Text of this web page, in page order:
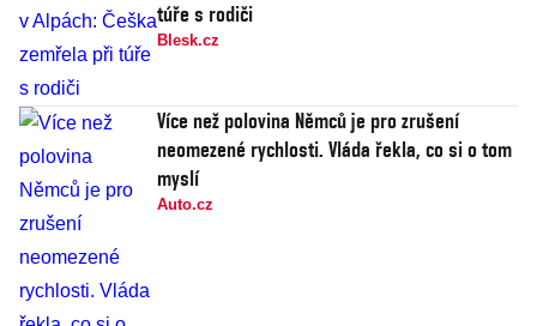
túře s rodiči
Blesk.cz
Více než polovina Němců je pro zrušení
neomezené rychlosti. Vláda řekla, co si o tom
myslí
Auto.cz